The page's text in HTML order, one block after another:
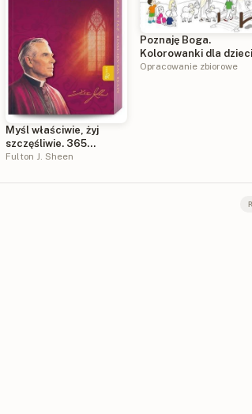
Myśl właściwie, żyj
szczęśliwie. 365
refleksji na każdy dzień
Fulton J. Sheen
Poznaję Boga.
Kolorowanki dla dzieci
Opracowanie zbiorowe